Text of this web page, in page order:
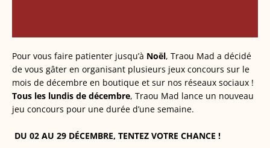
Pour vous faire patienter jusqu’à Noël, Traou Mad a décidé
de vous gâter en organisant plusieurs jeux concours sur le
mois de décembre en boutique et sur nos réseaux sociaux !
Tous les lundis de décembre, Traou Mad lance un nouveau
jeu concours pour une durée d’une semaine.
DU 02 AU 29 DÉCEMBRE, TENTEZ VOTRE CHANCE !